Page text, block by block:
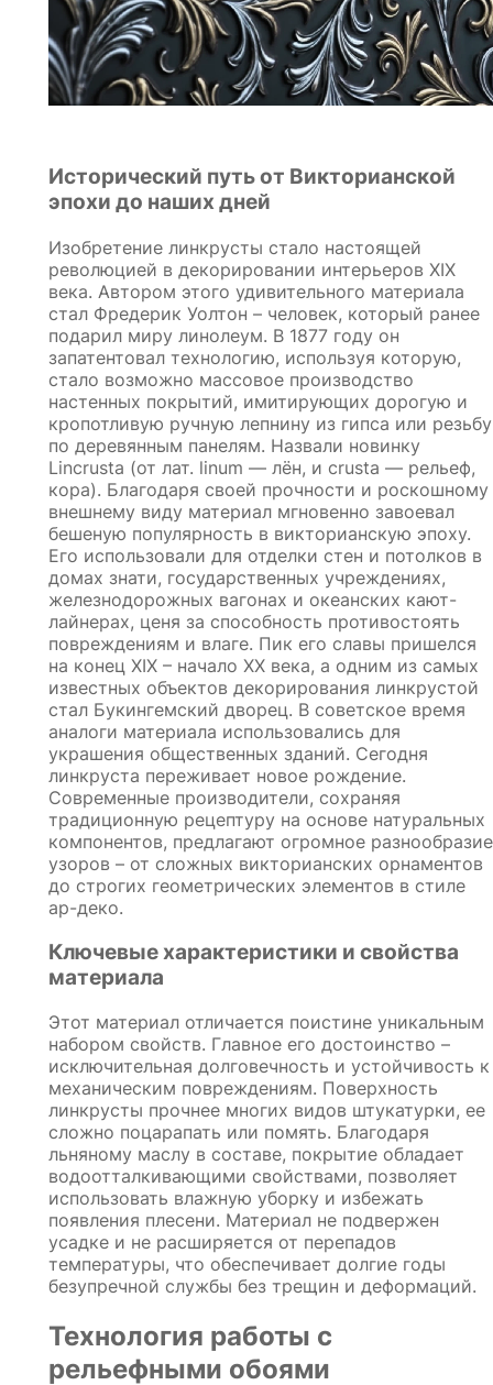
Исторический путь от Викторианской
эпохи до наших дней
Изобретение линкрусты стало настоящей
революцией в декорировании интерьеров XIX
века. Автором этого удивительного материала
стал Фредерик Уолтон – человек, который ранее
подарил миру линолеум. В 1877 году он
запатентовал технологию, используя которую,
стало возможно массовое производство
настенных покрытий, имитирующих дорогую и
кропотливую ручную лепнину из гипса или резьбу
по деревянным панелям. Назвали новинку
Lincrusta (от лат. linum — лён, и crusta — рельеф,
кора). Благодаря своей прочности и роскошному
внешнему виду материал мгновенно завоевал
бешеную популярность в викторианскую эпоху.
Его использовали для отделки стен и потолков в
домах знати, государственных учреждениях,
железнодорожных вагонах и океанских кают-
лайнерах, ценя за способность противостоять
повреждениям и влаге. Пик его славы пришелся
на конец XIX – начало XX века, а одним из самых
известных объектов декорирования линкрустой
стал Букингемский дворец. В советское время
аналоги материала использовались для
украшения общественных зданий. Сегодня
линкруста переживает новое рождение.
Современные производители, сохраняя
традиционную рецептуру на основе натуральных
компонентов, предлагают огромное разнообразие
узоров – от сложных викторианских орнаментов
до строгих геометрических элементов в стиле
ар-деко.
Ключевые характеристики и свойства
материала
Этот материал отличается поистине уникальным
набором свойств. Главное его достоинство –
исключительная долговечность и устойчивость к
механическим повреждениям. Поверхность
линкрусты прочнее многих видов штукатурки, ее
сложно поцарапать или помять. Благодаря
льняному маслу в составе, покрытие обладает
водоотталкивающими свойствами, позволяет
использовать влажную уборку и избежать
появления плесени. Материал не подвержен
усадке и не расширяется от перепадов
температуры, что обеспечивает долгие годы
безупречной службы без трещин и деформаций.
Технология работы с
рельефными обоями